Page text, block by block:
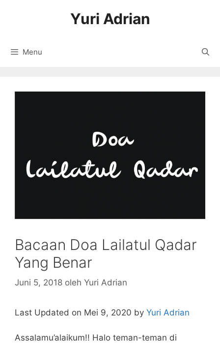
Yuri Adrian
Menu
Bacaan Doa Lailatul Qadar
Yang Benar
Juni 5, 2018 oleh Yuri Adrian
Last Updated on Mei 9, 2020 by Yuri Adrian
Assalamu’alaikum!! Halo teman-teman di